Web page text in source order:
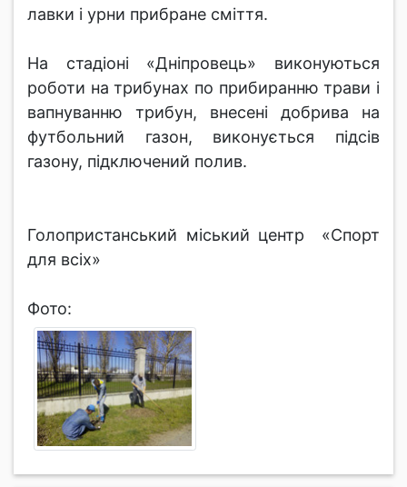
лавки і урни прибране сміття.
На стадіоні «Дніпровець» виконуються
роботи на трибунах по прибиранню трави і
вапнуванню трибун, внесені добрива на
футбольний газон, виконується підсів
газону, підключений полив.
Голопристанський міський центр «Спорт
для всіх»
Фото: